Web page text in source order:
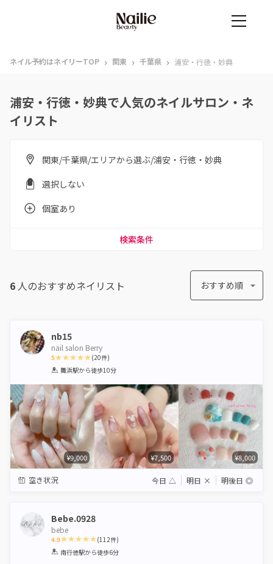
ネイル予約はネイリーTOP › 関東 › 千葉県 › 浦安・行徳・妙典
浦安・行徳・妙典で人気のネイルサロン・ネ
イリスト
関東/千葉県/エリアから選ぶ/浦安・行徳・妙典
選択しない
個室あり
検索条件
6 人のおすすめネイリスト おすすめ順
nb15
nail salon Berry
5
1 2 3 4 5
(20件)
舞浜駅から徒歩10分
¥9,000 ¥7,500 ¥8,000
空き状況 今日 △ 明日 × 明後日 ◎
Bebe.0928
bebe
4.9
1 2 3 4 5
(112件)
南行徳駅から徒歩6分